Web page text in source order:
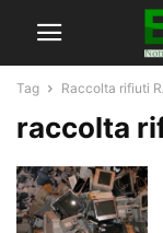
Tag Raccolta rifiuti
raccolta